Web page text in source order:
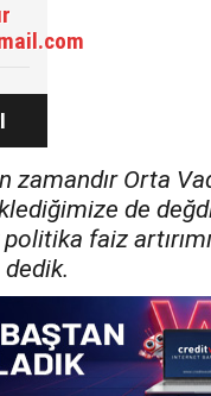
zamandır Orta
de
faiz